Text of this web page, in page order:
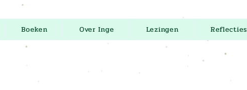
Boeken Over Inge Lezingen Reflecties